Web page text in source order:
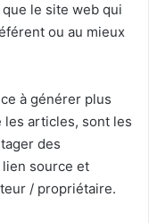
le site web qui
ou au mieux
à générer plus
les articles, sont les
des
source et
/ propriétaire.